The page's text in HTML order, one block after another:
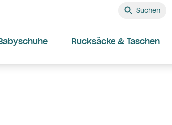
Suchen
Rucksäcke & Taschen